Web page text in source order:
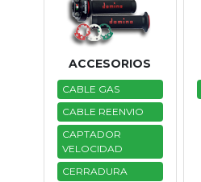
Nuevos
Motores
Usados
Tasaciones
Formulario
ACCESORIOS
CABLE GAS
CABLE REENVIO
CAPTADOR
VELOCIDAD
CERRADURA